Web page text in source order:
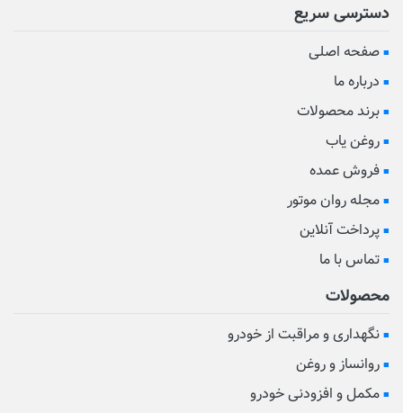
دسترسی سریع
صفحه اصلی
درباره ما
برند محصولات
روغن یاب
فروش عمده
مجله روان موتور
پرداخت آنلاین
تماس با ما
محصولات
نگهداری و مراقبت از خودرو
روانساز و روغن
مکمل و افزودنی خودرو